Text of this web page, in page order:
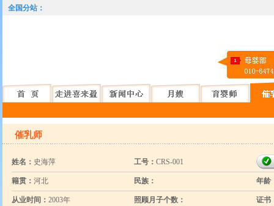
全国分站：
催乳师
姓名： 史海萍 工号： CRS-001
籍贯： 河北 民族： 年龄
从业时间： 2003年 照顾月子个数： 证书